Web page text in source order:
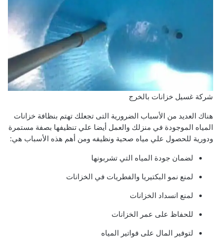
شركة غسيل خزانات بالخرج
هناك العديد من الأسباب الضرورية التى تجعلك تهتم بنظافة خزانات
المياه الموجودة في منزلك والعمل أيضا علي تنظيفها بصفة مستمرة
ودورية للحصول علي مياه صحية ونظيفه ومن أهم هذه الأسباب هي:
لضمان جودة المياه التي تشربونها
لمنع نمو البكتيريا والفطريات في الخزانات
لمنع انسداد الخزانات
للحفاظ على عمر الخزانات
لتوفير المال على فواتير المياه